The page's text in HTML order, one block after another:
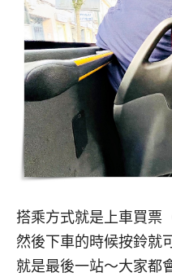
搭乘方式就是上車買票
然後下車的時候按鈴就
就是最後一站～大家都